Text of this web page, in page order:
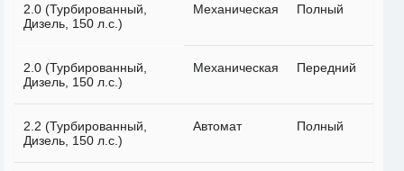
2.0 (Турбированный,
Дизель, 150 л.с.)
Механическая Полный
2.0 (Турбированный,
Дизель, 150 л.с.)
Механическая Передний
2.2 (Турбированный,
Дизель, 150 л.с.)
Автомат Полный